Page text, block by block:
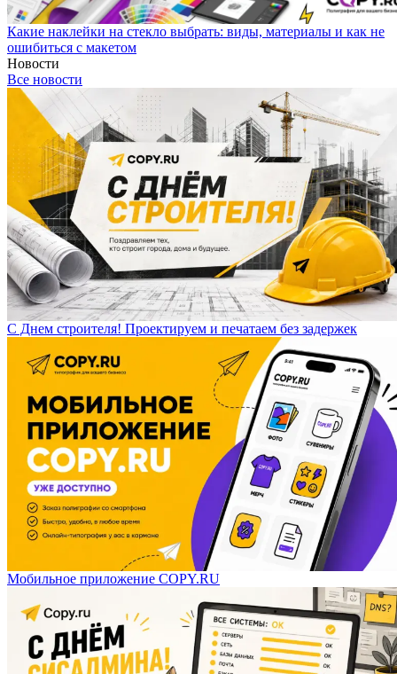
Какие наклейки на стекло выбрать: виды, материалы и как не
ошибиться с макетом
Новости
Все новости
С Днем строителя! Проектируем и печатаем без задержек
Мобильное приложение COPY.RU